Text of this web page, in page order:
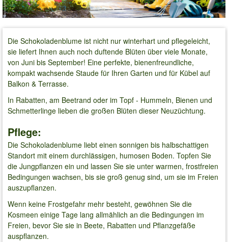
Die Schokoladenblume ist nicht nur winterhart und pflegeleicht,
sie liefert Ihnen auch noch duftende Blüten über viele Monate,
von Juni bis September! Eine perfekte, bienenfreundliche,
kompakt wachsende Staude für Ihren Garten und für Kübel auf
Balkon & Terrasse.
In Rabatten, am Beetrand oder im Topf - Hummeln, Bienen und
Schmetterlinge lieben die großen Blüten dieser Neuzüchtung.
Pflege:
Die Schokoladenblume liebt einen sonnigen bis halbschattigen
Standort mit einem durchlässigen, humosen Boden. Topfen Sie
die Jungpflanzen ein und lassen Sie sie unter warmen, frostfreien
Bedingungen wachsen, bis sie groß genug sind, um sie im Freien
auszupflanzen.
Wenn keine Frostgefahr mehr besteht, gewöhnen Sie die
Kosmeen einige Tage lang allmählich an die Bedingungen im
Freien, bevor Sie sie in Beete, Rabatten und Pflanzgefäße
auspflanzen.